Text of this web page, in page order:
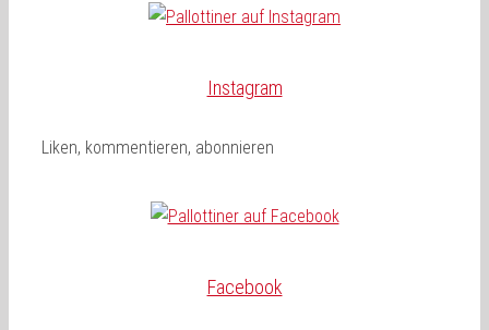
Instagram
Liken, kommentieren, abonnieren
Facebook